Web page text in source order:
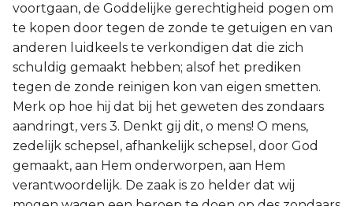
voortgaan, de Goddelijke gerechtigheid pogen om
te kopen door tegen de zonde te getuigen en van
anderen luidkeels te verkondigen dat die zich
schuldig gemaakt hebben; alsof het prediken
tegen de zonde reinigen kon van eigen smetten.
Merk op hoe hij dat bij het geweten des zondaars
aandringt, vers 3. Denkt gij dit, o mens! O mens,
zedelijk schepsel, afhankelijk schepsel, door God
gemaakt, aan Hem onderworpen, aan Hem
verantwoordelijk. De zaak is zo helder dat wij